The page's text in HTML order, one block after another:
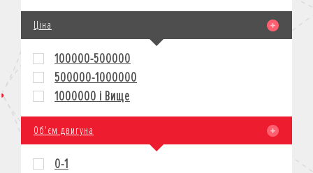
Ціна
100000-500000
500000-1000000
1000000 і Вище
Об'єм двигуна
0-1